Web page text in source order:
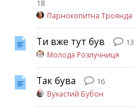
18
Парнокопитна Троянда
Ти вже тут був
13
Молода Розлучниця
Так бува
16
Вухастий Бубон